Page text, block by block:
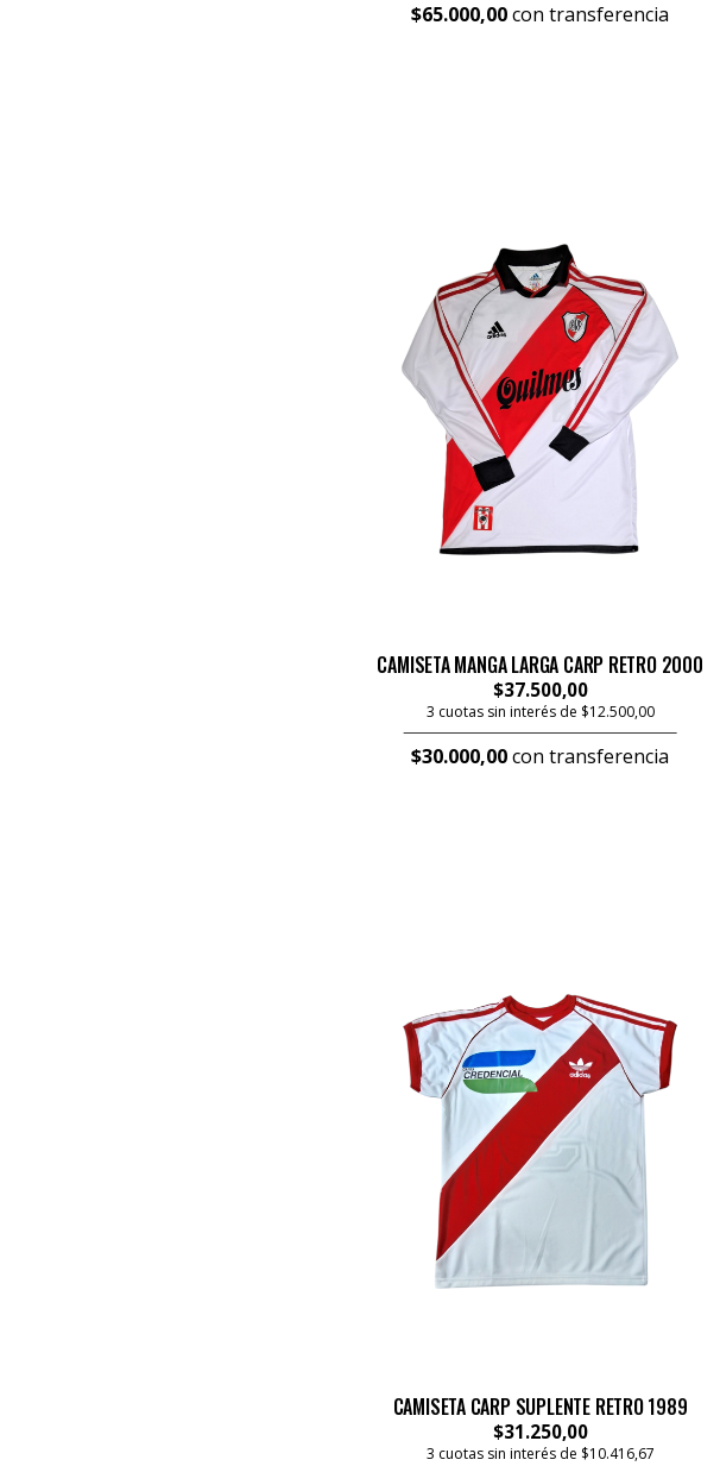
$65.000,00con transferencia
CAMISETA MANGA LARGA CARP RETRO 2000
$37.500,00
3 cuotas sin interés de $12.500,00
$30.000,00con transferencia
CAMISETA CARP SUPLENTE RETRO 1989
$31.250,00
3 cuotas sin interés de $10.416,67